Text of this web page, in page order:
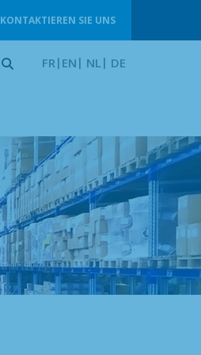
KONTAKTIEREN SIE UNS
FR EN NL DE